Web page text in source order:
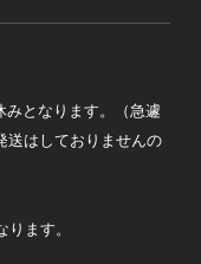
みとなります。（急遽
送はしておりませんの
ます。